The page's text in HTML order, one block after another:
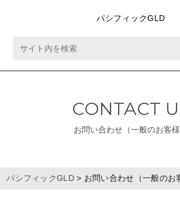
パシフィックGLD
CONTACT
お問い合わせ（一般のお客様
パシフィックGLD> お問い合わせ（一般のお